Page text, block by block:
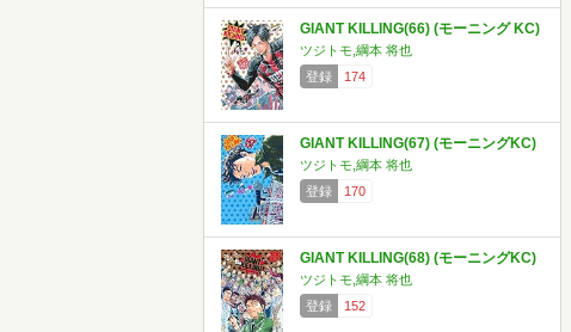
GIANT KILLING(66) (モーニング KC)
ツジトモ,綱本 将也
登録
174
GIANT KILLING(67) (モーニングKC)
ツジトモ,綱本 将也
登録
170
GIANT KILLING(68) (モーニングKC)
ツジトモ,綱本 将也
登録
152